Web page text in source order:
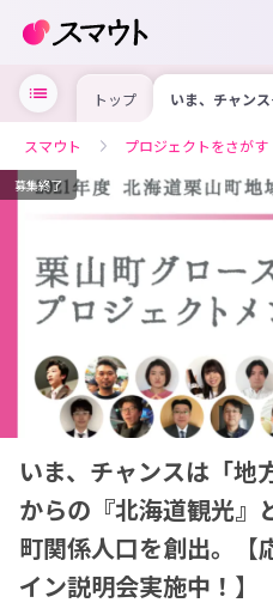
トップ いま、チャンス
「地方」にこそ
『北海道観光』
『食』で新たな
出。【応募受付
始！オンライン
明会実施中！】
スマウト プロジェクトをさがす
募集終了
いま、チャンスは「地
からの『北海道観光』
町関係人口を創出。【
イン説明会実施中！】